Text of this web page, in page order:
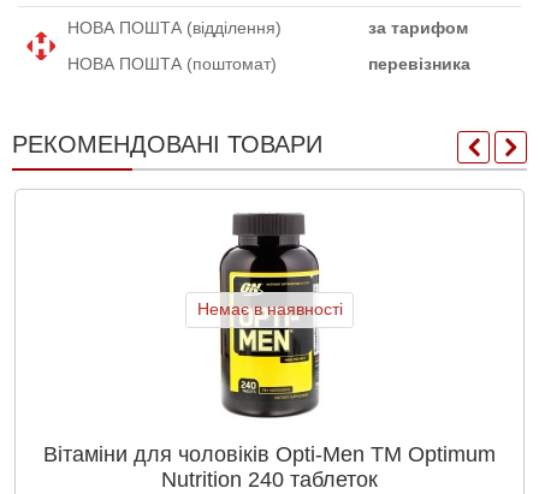
НОВА ПОШТА (відділення)
за тарифом
НОВА ПОШТА (поштомат)
перевізника
РЕКОМЕНДОВАНІ ТОВАРИ
Немає в наявності
Вітаміни для чоловіків Opti-Men ТМ Optimum
Nutrition 240 таблеток